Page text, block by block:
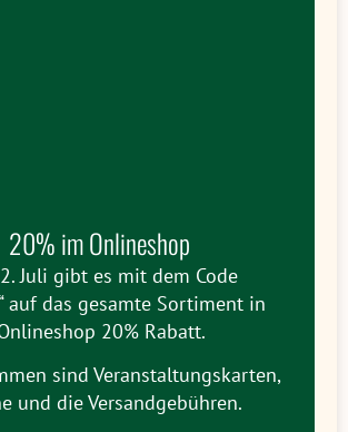
20% im Onlineshop
Juli gibt es mit dem Code
auf das gesamte Sortiment in
20% Rabatt.
sind Veranstaltungskarten,
und die Versandgebühren.